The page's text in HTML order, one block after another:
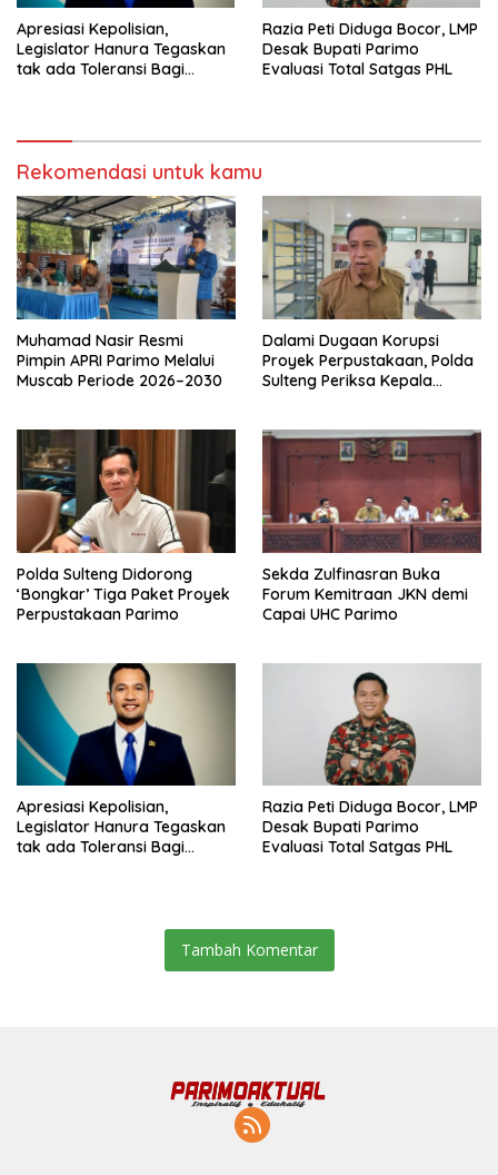
Apresiasi Kepolisian,
Legislator Hanura Tegaskan
tak ada Toleransi Bagi
Razia Peti Diduga Bocor, LMP
Desak Bupati Parimo
Evaluasi Total Satgas PHL
Rekomendasi untuk kamu
Muhamad Nasir Resmi
Pimpin APRI Parimo Melalui
Muscab Periode 2026–2030
Dalami Dugaan Korupsi
Proyek Perpustakaan, Polda
Sulteng Periksa Kepala
Polda Sulteng Didorong
‘Bongkar’ Tiga Paket Proyek
Perpustakaan Parimo
Sekda Zulfinasran Buka
Forum Kemitraan JKN demi
Capai UHC Parimo
Apresiasi Kepolisian,
Legislator Hanura Tegaskan
tak ada Toleransi Bagi
Razia Peti Diduga Bocor, LMP
Desak Bupati Parimo
Evaluasi Total Satgas PHL
Tambah Komentar